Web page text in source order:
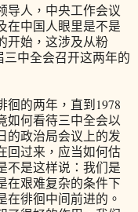
人，中央工作会议
在中国人眼里是不是
开始，这涉及从粉
中全会召开这两年的
的两年，直到1978
如何看待三中全会以
的政治局会议上的发
回过来，应当如何估
不是这样说：我们是
在艰难复杂的条件下
徘徊中间前进的。